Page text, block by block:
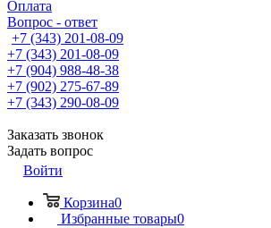
Оплата
Вопрос - ответ
+7 (343) 201-08-09
+7 (343) 201-08-09
+7 (904) 988-48-38
+7 (902) 275-67-89
+7 (343) 290-08-09
Заказать звонок
Задать вопрос
Войти
Корзина0
Избранные товары0